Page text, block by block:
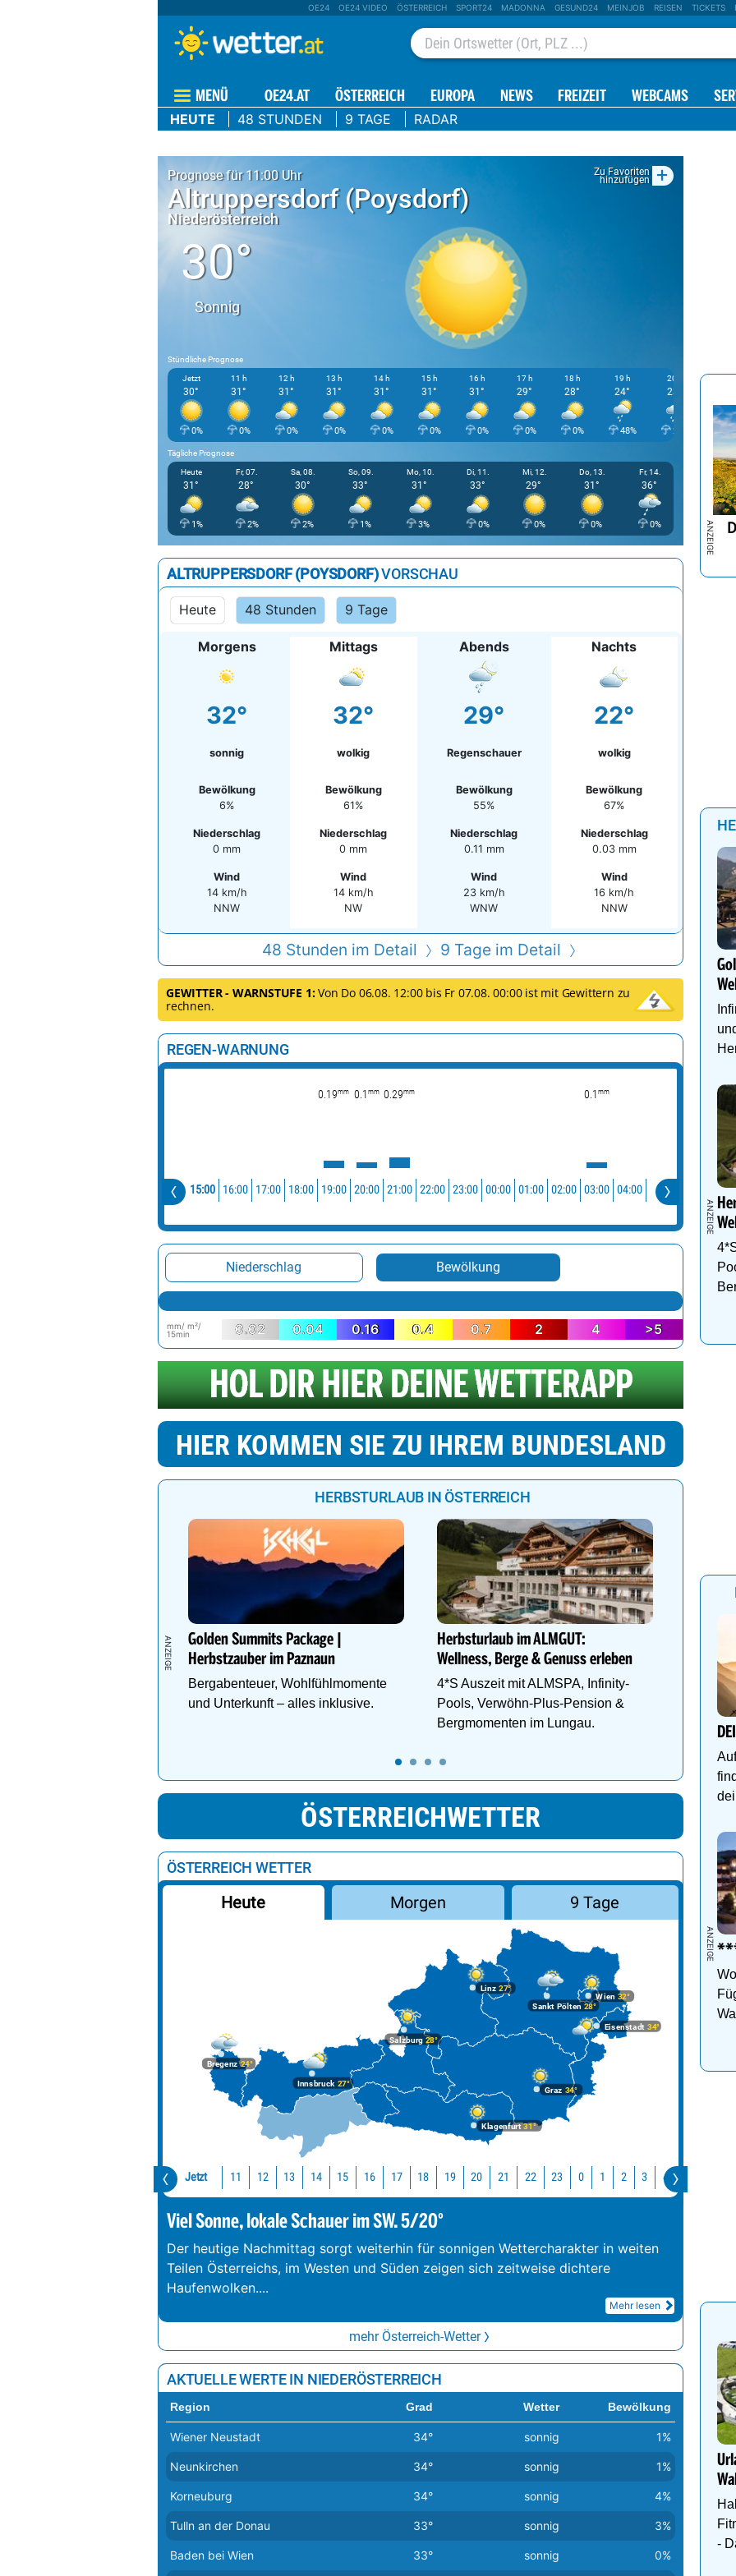
OE24 OE24 VIDEO ÖSTERREICH SPORT24 MADONNA GESUND24 MEINJOB REISEN TICKETS
MENÜ OE24.AT ÖSTERREICH EUROPA NEWS FREIZEIT WEBCAMS
HEUTE 48 STUNDEN 9 TAGE RADAR
Prognose für 11:00 Uhr Zu Favoriten
hinzufügen +
Altruppersdorf (Poysdorf)
Niederösterreich
30°
Sonnig
Stündliche Prognose
Jetzt
30°
0%
11 h
31°
0%
12 h
31°
0%
13 h
31°
0%
14 h
31°
0%
15 h
31°
0%
16 h
31°
0%
17 h
29°
0%
18 h
28°
0%
19 h
24°
48%
20 h
23°
24%
Tägliche Prognose
Heute
31°
1%
Fr, 07.
28°
2%
Sa, 08.
30°
2%
So, 09.
33°
1%
Mo, 10.
31°
3%
Di, 11.
33°
0%
Mi, 12.
29°
0%
Do, 13.
31°
0%
Fr, 14.
36°
0%
ALTRUPPERSDORF (POYSDORF)VORSCHAU
Heute 48 Stunden 9 Tage
Morgens
32°
sonnig
Bewölkung
6%
Niederschlag
0 mm
Wind
14 km/h
NNW
Mittags
32°
wolkig
Bewölkung
61%
Niederschlag
0 mm
Wind
14 km/h
NW
Abends
29°
Regenschauer
Bewölkung
55%
Niederschlag
0.11 mm
Wind
23 km/h
WNW
Nachts
22°
wolkig
Bewölkung
67%
Niederschlag
0.03 mm
Wind
16 km/h
NNW
48 Stunden im Detail 9 Tage im Detail
GEWITTER - WARNSTUFE 1:Von Do 06.08. 12:00 bis Fr 07.08. 00:00 ist mit Gewittern zu
rechnen.
REGEN-WARNUNG
0.19mm 0.1 mm 0.29mm 0.1 mm
15:00 16:00 17:00 18:00 19:00 20:00 21:00 22:00 23:00 00:00 01:00 02:00 03:00 04:00
Niederschlag Bewölkung
mm/ m²/
15min
0.02 0.04 0.16 0.4 0.7 2 4 >5
HIER KOMMEN SIE ZU IHREM BUNDESLAND
HERBSTURLAUB IN ÖSTERREICH
Golden Summits Package |
Herbstzauber im Paznaun
Bergabenteuer, Wohlfühlmomente
und Unterkunft – alles inklusive.
Herbsturlaub im ALMGUT:
Wellness, Berge & Genuss erleben
4*S Auszeit mit ALMSPA, Infinity-
Pools, Verwöhn-Plus-Pension &
Bergmomenten im Lungau.
des
im
ÖSTERREICHWETTER
ÖSTERREICH WETTER
Heute Morgen 9 Tage
Bregenz24°
Graz 34°
Innsbruck27°
Klagenfurt31°
Linz 27°
Salzburg28°
Wien 32°
Eisenstadt 34°
Sankt Pölten 28°
Jetzt 11 12 13 14 15 16 17 18 19 20 21 22 23 0 1 2 3 4
Viel Sonne, lokale Schauer im SW. 5/20°
Der heutige Nachmittag sorgt weiterhin für sonnigen Wettercharakter in weiten
Teilen Österreichs, im Westen und Süden zeigen sich zeitweise dichtere
Haufenwolken....
Mehr lesen
mehr Österreich-Wetter
AKTUELLE WERTE IN NIEDERÖSTERREICH
Region Grad Wetter Bewölkung
Wiener Neustadt 34° sonnig 1%
Neunkirchen 34° sonnig 1%
Korneuburg 34° sonnig 4%
Tulln an der Donau 33° sonnig 3%
Baden bei Wien 33° sonnig 0%
-